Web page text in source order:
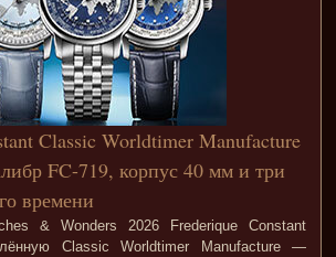
Classic Worldtimer Manufacture
FC-719, корпус 40 мм и три
времени
& Wonders 2026 Frederique Constant
Classic Worldtimer Manufacture —